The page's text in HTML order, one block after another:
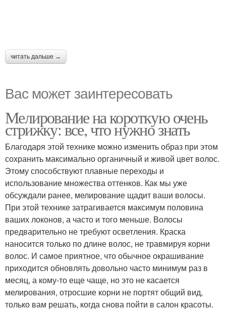
читать дальше →
Вас может заинтересовать
Мелирование на короткую очень
стрижку: все, что нужно знать
Благодаря этой технике можно изменить образ при этом
сохранить максимально органичный и живой цвет волос.
Этому способствуют плавные переходы и
использование множества оттенков. Как мы уже
обсуждали ранее, мелирование щадит ваши волосы.
При этой технике затрагивается максимум половина
ваших локонов, а часто и того меньше. Волосы
предварительно не требуют осветления. Краска
наносится только по длине волос, не травмируя корни
волос. И самое приятное, что обычное окрашивание
приходится обновлять довольно часто минимум раз в
месяц, а кому-то еще чаще, но это не касается
мелирования, отросшие корни не портят общий вид,
только вам решать, когда снова пойти в салон красоты.